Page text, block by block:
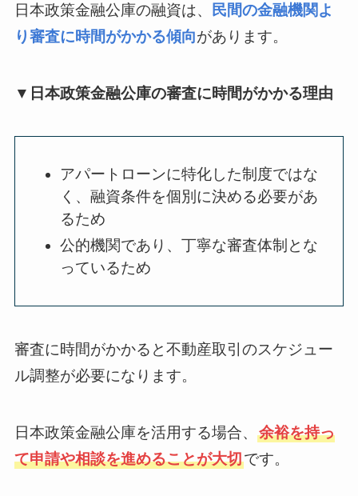
日本政策金融公庫の融資は、
民間の金融機関よ
り審査に時間がかかる傾向があります。
▼日本政策金融公庫の審査に時間がかかる理由
アパートローンに特化した制度ではな
く、融資条件を個別に決める必要があ
るため
公的機関であり、丁寧な審査体制とな
っているため
審査に時間がかかると不動産取引のスケジュー
ル調整が必要になります。
日本政策金融公庫を活用する場合、 余裕を持っ
て申請や相談を進めることが大切です。